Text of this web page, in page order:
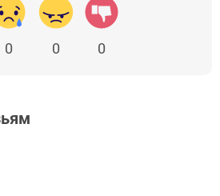
0 0 0